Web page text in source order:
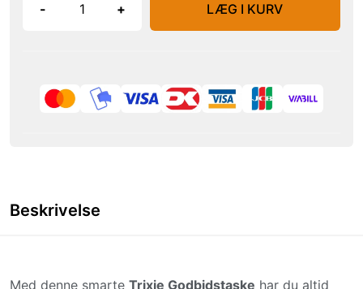
- + LÆG I KURV
Beskrivelse
Med denne smarte Trixie Godbidstaske har du altid